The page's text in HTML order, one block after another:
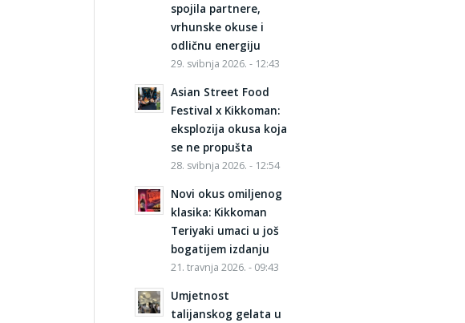
spojila partnere,
vrhunske okuse i
odličnu energiju
29. svibnja 2026. - 12:43
Asian Street Food
Festival x Kikkoman:
eksplozija okusa koja
se ne propušta
28. svibnja 2026. - 12:54
Novi okus omiljenog
klasika: Kikkoman
Teriyaki umaci u još
bogatijem izdanju
21. travnja 2026. - 09:43
Umjetnost
talijanskog gelata u